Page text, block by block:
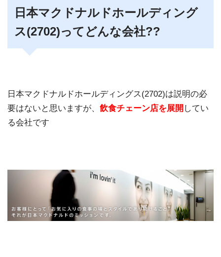
日本マクドナルドホールディング
ス(2702)ってどんな会社??
日本マクドナルドホールディングス(2702)は説明の必
要はないと思いますが、 飲食チェーン店を展開 してい
る会社です